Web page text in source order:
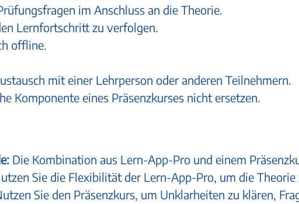
im Anschluss an die Theorie.
Lernfortschritt zu verfolgen.
offline.
mit einer Lehrperson oder anderen Teilnehmern.
Komponente eines Präsenzkurses nicht ersetzen.
Die Kombination aus Lern-App-Pro und einem
Sie die Flexibilität der Lern-App-Pro, um die
Sie den Präsenzkurs, um Unklarheiten zu klären,